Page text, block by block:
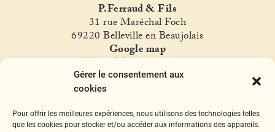
Gérer le consentement aux
cookies
Pour offrir les meilleures expériences, nous utilisons des technologies telles
que les cookies pour stocker et/ou accéder aux informations des appareils.
P.Ferraud & Fils
31 rue Maréchal Foch
69220 Belleville en Beaujolais
Google map
T. +33(0)4 74 06 47 60
ferraud@ferraud.com
Instagram
Facebook
Twitter
YouTube